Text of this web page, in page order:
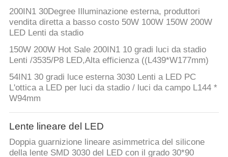
200IN1 30Degree Illuminazione esterna, produttori
vendita diretta a basso costo 50W 100W 150W 200W
LED Lenti da stadio
150W 200W Hot Sale 200IN1 10 gradi luci da stadio
Lenti /3535/P8 LED,Alta efficienza ((L439*W177mm)
54IN1 30 gradi luce esterna 3030 Lenti a LED PC
L'ottica a LED per luci da stadio / luci da campo L144 *
W94mm
Lente lineare del LED
Doppia guarnizione lineare asimmetrica del silicone
della lente SMD 3030 del LED con il grado 30*90